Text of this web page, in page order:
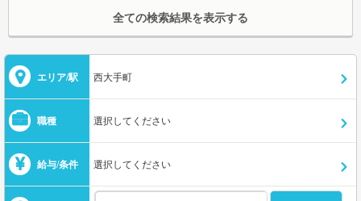
全ての検索結果を表示する
エリア/駅 西大手町
職種 選択してください
給与/条件 選択してください